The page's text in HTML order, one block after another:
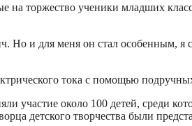
торжество ученики младших
и для меня он стал особенным, я
тока с помощью
участие около 100 детей, среди
детского творчества были